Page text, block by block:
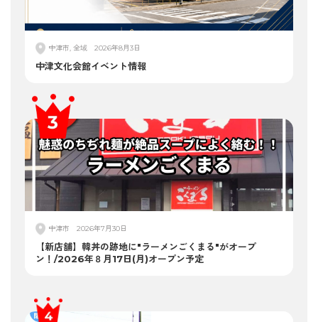
中津市, 全域 2026年8月3日
中津文化会館イベント情報
中津市 2026年7月30日
【新店舗】韓丼の跡地に"ラーメンごくまる"がオープ
ン！/2026年８月17日(月)オープン予定